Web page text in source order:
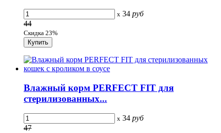
x 34 руб
44
Скидка 23%
Влажный корм PERFECT FIT для
стерилизованных...
x 34 руб
47